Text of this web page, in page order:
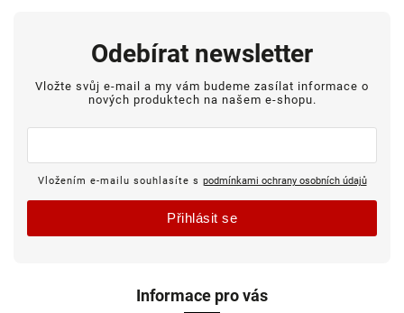
Informace pro vás
Odebírat newsletter
Vložte svůj e-mail a my vám budeme zasílat informace o
nových produktech na našem e-shopu.
Vložením e-mailu souhlasíte s podmínkami ochrany osobních údajů
Přihlásit se